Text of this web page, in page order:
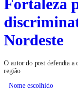
Nordeste
O autor do post defendia a
região
Nome escolhido